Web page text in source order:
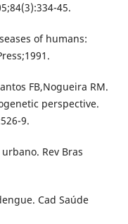
45.
of humans:
FB,Nogueira RM.
perspective.
9.
Rev Bras
Cad Saúde